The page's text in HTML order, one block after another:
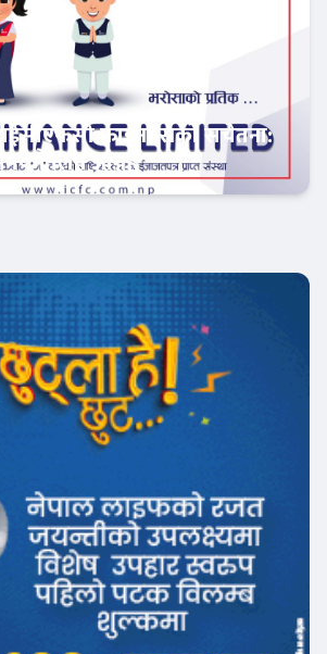
फाइनान्सको सचेतना:
लिन आग्रह